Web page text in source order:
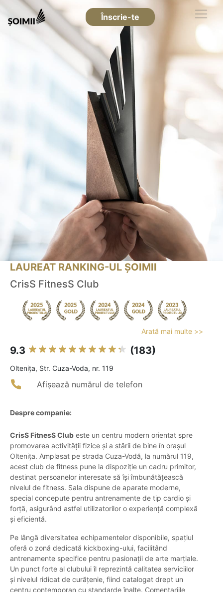
Înscrie-te
LAUREAT RANKING-UL ȘOIMII
CrisS FitnesS Club
Arată mai multe >>
9.3 (183)
Olteniţa, Str. Cuza-Voda, nr. 119
Afișează numărul de telefon
Despre companie:
CrisS FitnesS Club este un centru modern orientat spre
promovarea activității fizice și a stării de bine în orașul
Oltenița. Amplasat pe strada Cuza-Vodă, la numărul 119,
acest club de fitness pune la dispoziție un cadru primitor,
destinat persoanelor interesate să își îmbunătățească
nivelul de fitness. Sala dispune de aparate moderne,
special concepute pentru antrenamente de tip cardio și
forță, asigurând astfel utilizatorilor o experiență complexă
și eficientă.
Pe lângă diversitatea echipamentelor disponibile, spațiul
oferă o zonă dedicată kickboxing-ului, facilitând
antrenamente specifice pentru pasionații de arte marțiale.
Un punct forte al clubului îl reprezintă calitatea serviciilor
și nivelul ridicat de curățenie, fiind catalogat drept un
centru contemporan cu standarde înalte. Comentariile